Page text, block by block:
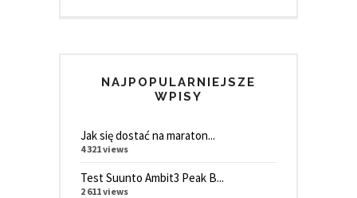
NAJPOPULARNIEJSZE
WPISY
Jak się dostać na maraton...
4 321 views
Test Suunto Ambit3 Peak B...
2 611 views